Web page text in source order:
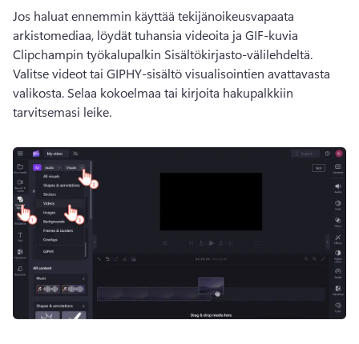
Jos haluat ennemmin käyttää tekijänoikeusvapaata
arkistomediaa, löydät tuhansia videoita ja GIF-kuvia
Valitse videot tai GIPHY-sisältö visualisointien avattavasta
valikosta. Selaa kokoelmaa tai kirjoita hakupalkkiin
tarvitsemasi leike.